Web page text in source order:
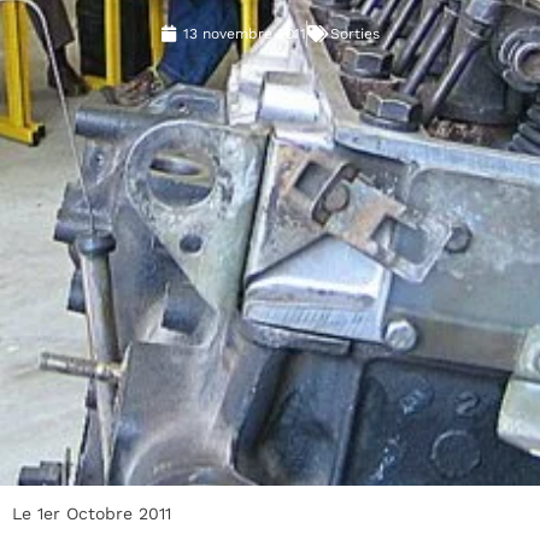
13 novembre 2011 Sorties
Le 1er Octobre 2011